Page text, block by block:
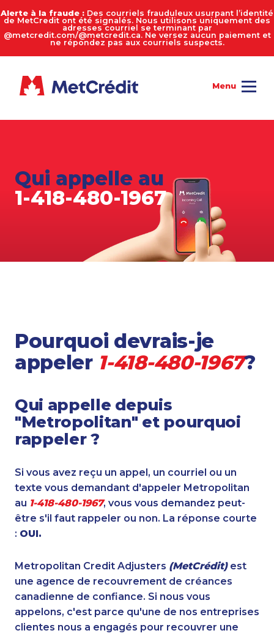
Alerte à la fraude : Des courriels frauduleux usurpant l’identité
de MetCredit ont été signalés. Nous utilisons uniquement des
adresses courriel se terminant par
@metcredit.com/@metcredit.ca. Ne versez aucun paiement et
ne répondez pas aux courriels suspects.
Qui appelle au
1-418-480-1967
Pourquoi devrais-je
appeler 1-418-480-1967?
Qui appelle depuis
"Metropolitan" et pourquoi
rappeler ?
Si vous avez reçu un appel, un courriel ou un
texte vous demandant d'appeler Metropolitan
au 1-418-480-1967, vous vous demandez peut-
être s'il faut rappeler ou non. La réponse courte
: OUI.
Metropolitan Credit Adjusters (MetCrédit)est
une agence de recouvrement de créances
canadienne de confiance. Si nous vous
appelons, c'est parce qu'une de nos entreprises
clientes nous a engagés pour recouvrer une